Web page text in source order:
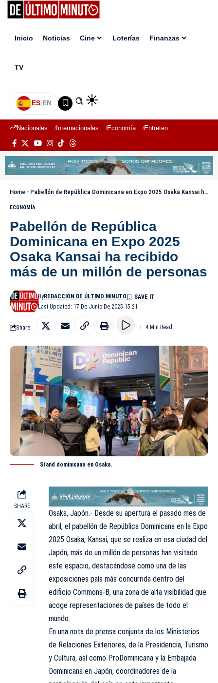
Inicio Noticias Cine Loterías Finanzas
TV
ES|EN
Nacionales Internacionales Economía Entretenimiento
Home - Pabellón de República Dominicana en Expo 2025 Osaka Kansai ha recibido más de un millón de personas
ECONOMÍA
Pabellón de República
Dominicana en Expo 2025
Osaka Kansai ha recibido
más de un millón de personas
Last Updated: 17 De Junio De 2025 15:21
ByREDACCIÓN DE ÚLTIMO MINUTO
Share 4 Min Read
Stand dominicano en Osaka.
SHARE
Osaka, Japón.- Desde su apertura el pasado mes de
abril, el pabellón de República Dominicana en la Expo
2025 Osaka, Kansai, que se realiza en esa ciudad del
Japón, más de un millón de personas han visitado
este espacio, destacándose como una de las
exposiciones país más concurrida dentro del
edificio Commons-B, una zona de alta visibilidad que
acoge representaciones de países de todo el
mundo.
En una nota de prensa conjunta de los Ministerios
de Relaciones Exteriores, de la Presidencia, Turismo
y Cultura, así como ProDominicana y la Embajada
Dominicana en Japón, coordinadores de la